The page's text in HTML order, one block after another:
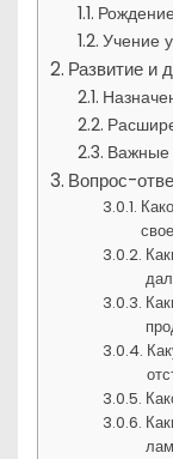
Учение
Развитие и
Важные
Вопрос-